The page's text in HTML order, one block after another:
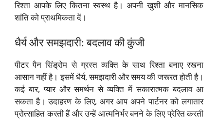
रिश्ता आपके लिए कितना स्वस्थ है। अपनी खुशी और मानसिक
शांति को प्राथमिकता दें।
धैर्य और समझदारी: बदलाव की कुंजी
पीटर पैन सिंड्रोम से ग्रस्त व्यक्ति के साथ रिश्ता बनाए रखना
आसान नहीं है। इसमें धैर्य, समझदारी और समय की जरूरत होती है।
कई बार, प्यार और समर्थन से व्यक्ति में सकारात्मक बदलाव आ
सकता है। उदाहरण के लिए, अगर आप अपने पार्टनर को लगातार
प्रोत्साहित करती हैं और उन्हें आत्मनिर्भर बनने के लिए प्रेरित करती